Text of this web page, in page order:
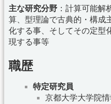
主な研究分野 ：計算可能解
算、型理論で古典的・構成
化する事、そしてその定型
現する事等
職歴
特定研究員
京都大学大学院